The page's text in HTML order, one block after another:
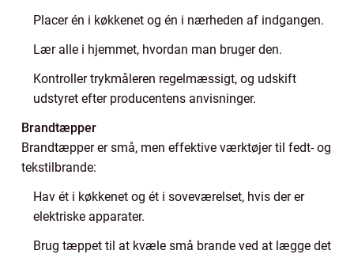
Placer én i køkkenet og én i nærheden af indgangen.
Lær alle i hjemmet, hvordan man bruger den.
Kontroller trykmåleren regelmæssigt, og udskift
udstyret efter producentens anvisninger.
Brandtæpper
Brandtæpper er små, men effektive værktøjer til fedt- og
tekstilbrande:
Hav ét i køkkenet og ét i soveværelset, hvis der er
elektriske apparater.
Brug tæppet til at kvæle små brande ved at lægge det